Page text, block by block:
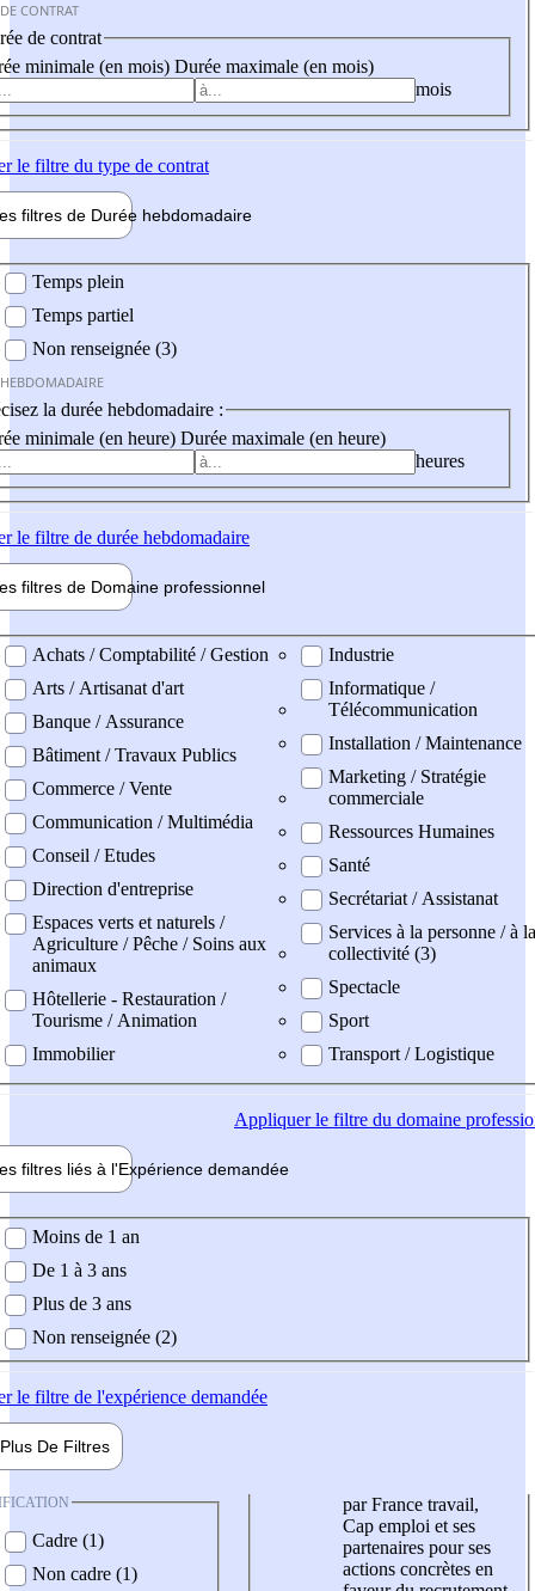
CONTRAT
de contrat
minimale (en mois) Durée maximale (en mois)
mois
le filtre du type de contrat
filtres de Durée hebdomadaire
Temps plein
Temps partiel
Non renseignée (3)
la durée hebdomadaire :
minimale (en heure) Durée maximale (en heure)
heures
le filtre de durée hebdomadaire
filtres de Domaine professionnel
professionel
Achats / Comptabilité / Gestion
Arts / Artisanat d'art
Banque / Assurance
Bâtiment / Travaux Publics
Commerce / Vente
Communication / Multimédia
Conseil / Etudes
Direction d'entreprise
Espaces verts et naturels /
Agriculture / Pêche / Soins aux
animaux
Hôtellerie - Restauration /
Tourisme / Animation
Immobilier
Industrie
Informatique /
Télécommunication
Installation / Maintenance
Marketing / Stratégie
commerciale
Ressources Humaines
Santé
Secrétariat / Assistanat
Services à la personne / à la
collectivité (3)
Spectacle
Sport
Transport / Logistique
Appliquerle filtre du domaine
filtres liés à l'Expérience demandée
demandée
Moins de 1 an
De 1 à 3 ans
Plus de 3 ans
Non renseignée (2)
le filtre de l'expérience demandée
Plus De Filtres
Cadre (1)
Non cadre (1)
par France travail,
Cap emploi et ses
partenaires pour ses
actions concrètes en